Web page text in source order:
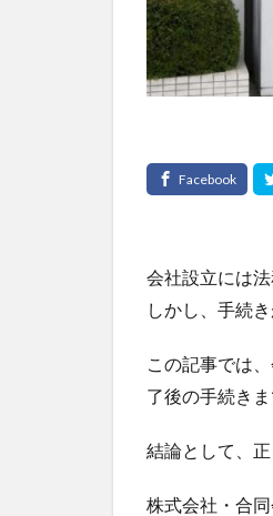
会社設立には
しかし、手続
この記事では
了後の手続き
結論として、
株式会社・合